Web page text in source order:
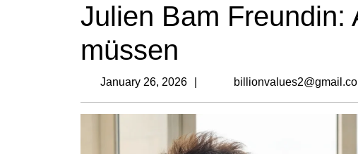
Julien Bam Freundin:
müssen
January 26, 2026
January